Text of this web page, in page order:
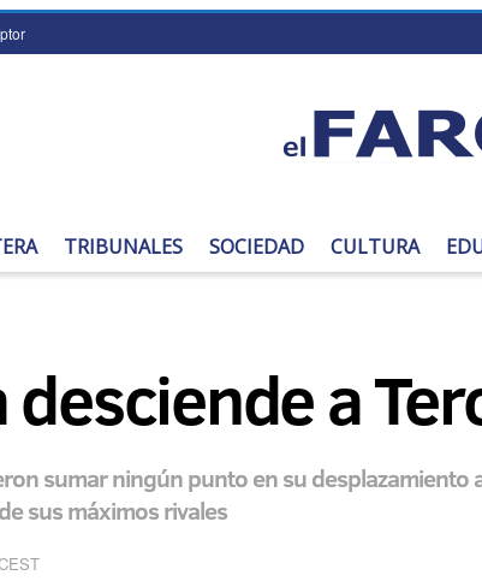
TRIBUNALES SOCIEDAD CULTURA
a
sumar ningún punto en su
sus máximos rivales